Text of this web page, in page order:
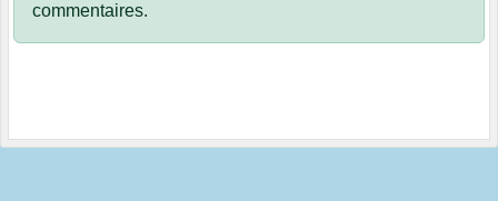
commentaires.